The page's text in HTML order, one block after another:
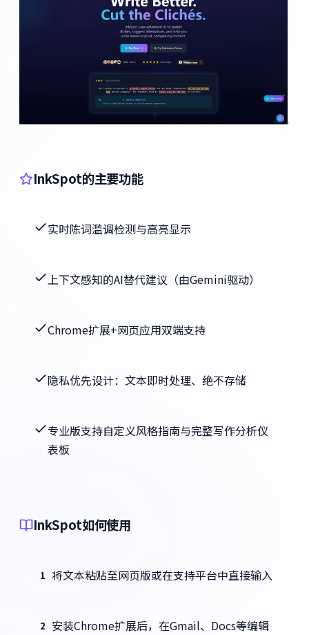
InkSpot的主要功能
实时陈词滥调检测与高亮显示
上下文感知的AI替代建议（由Gemini驱动）
Chrome扩展+网页应用双端支持
隐私优先设计：文本即时处理、绝不存储
专业版支持自定义风格指南与完整写作分析仪
表板
InkSpot如何使用
1 将文本粘贴至网页版或在支持平台中直接输入
2 安装Chrome扩展后，在Gmail、Docs等编辑